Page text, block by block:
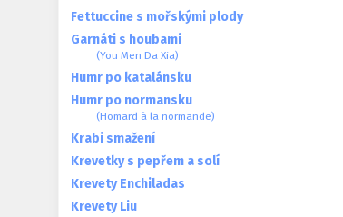
Fettuccine s mořskými plody
Garnáti s houbami
(You Men Da Xia)
Humr po katalánsku
Humr po normansku
(Homard à la normande)
Krabi smažení
Krevetky s pepřem a solí
Krevety Enchiladas
Krevety Liu